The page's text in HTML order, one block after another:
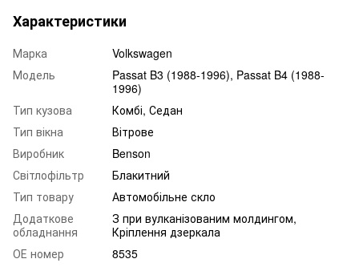
Характеристики
Марка
Volkswagen
Модель
Passat B3 (1988-1996), Passat B4 (1988-
1996)
Тип кузова
Комбі, Седан
Тип вікна
Вітрове
Виробник
Benson
Світлофільтр
Блакитний
Тип товару
Автомобільне скло
Додаткове
обладнання
З при вулканізованим молдингом,
Кріплення дзеркала
ОЕ номер
8535